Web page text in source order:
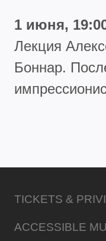
1 июня,
Лекция
Боннар.
TICKETS &
ACCESSIBLE